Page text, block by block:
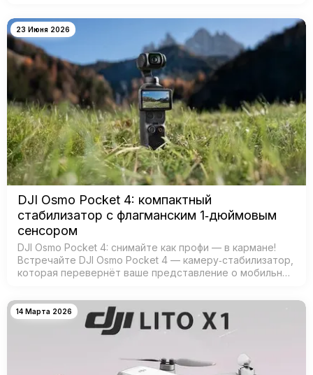
двойная система камер: ш…
23 Июня 2026
DJI Osmo Pocket 4: компактный
стабилизатор с флагманским 1‑дюймовым
сенсором
DJI Osmo Pocket 4: снимайте как профи — в кармане!
Встречайте DJI Osmo Pocket 4 — камеру‑стабилизатор,
которая перевернёт ваше представление о мобильной
теперь проф…
14 Марта 2026